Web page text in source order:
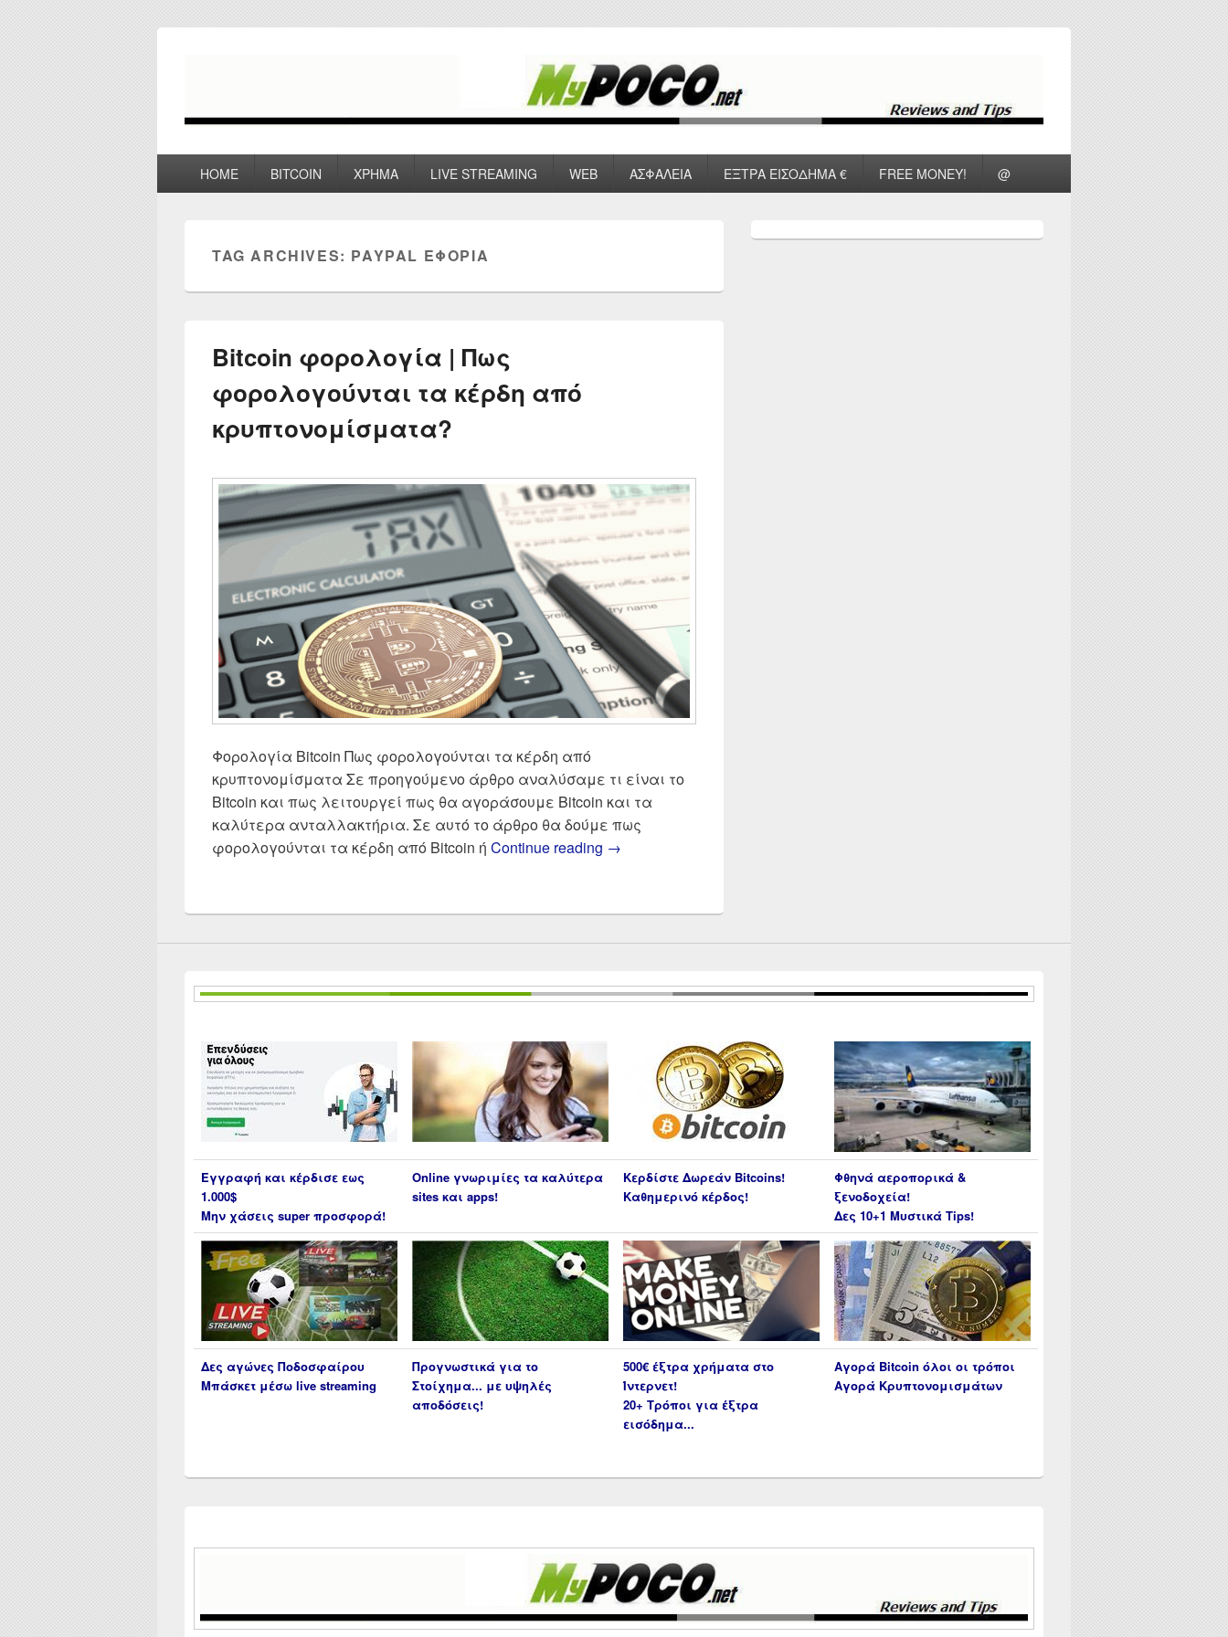
HOME BITCOIN ΧΡΗΜΑ LIVE STREAMING WEB ΑΣΦΑΛΕΙΑ ΕΞΤΡΑ ΕΙΣΟΔΗΜΑ € FREE MONEY! @
TAG ARCHIVES: PAYPAL ΕΦΟΡΊΑ
Bitcoin φορολογία | Πως
φορολογούνται τα κέρδη από
κρυπτονομίσματα?
Φορολογία Bitcoin Πως φορολογούνται τα κέρδη από
κρυπτονομίσματα Σε προηγούμενο άρθρο αναλύσαμε τι είναι το
Bitcoin και πως λειτουργεί πως θα αγοράσουμε Bitcoin και τα
καλύτερα ανταλλακτήρια. Σε αυτό το άρθρο θα δούμε πως
φορολογούνται τα κέρδη από Bitcoin ή Continue reading Bitcoin φορολογία | Πως φορολογούνται τα κέρδη από κρυπτονομίσματα?
→
Sidebar
Εγγραφή και κέρδισε εως
1.000$
Μην χάσεις super προσφορά!
Online γνωριμίες τα καλύτερα
sites και apps!
Κερδίστε Δωρεάν Bitcoins!
Καθημερινό κέρδος!
Φθηνά αεροπορικά &
ξενοδοχεία!
Δες 10+1 Μυστικά Tips!
Δες αγώνες Ποδοσφαίρου
Μπάσκετ μέσω live streaming
Προγνωστικά για το
Στοίχημα... με υψηλές
αποδόσεις!
500€ έξτρα χρήματα στο
Ίντερνετ!
20+ Τρόποι για έξτρα
εισόδημα...
Αγορά Bitcoin όλοι οι τρόποι
Αγορά Κρυπτονομισμάτων